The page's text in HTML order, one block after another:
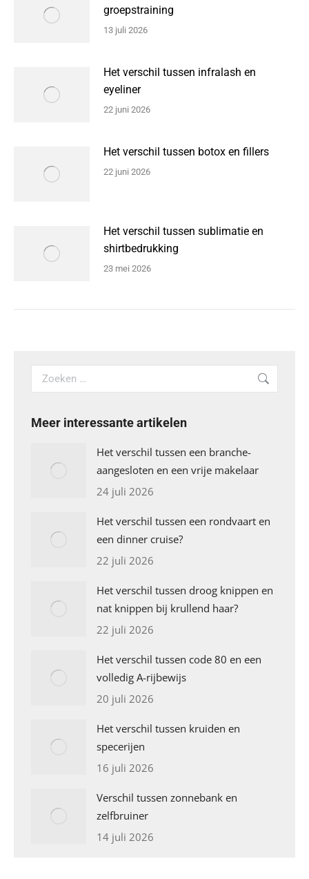
groepstraining
13 juli 2026
Het verschil tussen infralash en
eyeliner
22 juni 2026
Het verschil tussen botox en fillers
22 juni 2026
Het verschil tussen sublimatie en
shirtbedrukking
23 mei 2026
Search:
Meer interessante artikelen
Het verschil tussen een branche-
aangesloten en een vrije makelaar
24 juli 2026
Het verschil tussen een rondvaart en
een dinner cruise?
22 juli 2026
Het verschil tussen droog knippen en
nat knippen bij krullend haar?
22 juli 2026
Het verschil tussen code 80 en een
volledig A-rijbewijs
20 juli 2026
Het verschil tussen kruiden en
specerijen
16 juli 2026
Verschil tussen zonnebank en
zelfbruiner
14 juli 2026